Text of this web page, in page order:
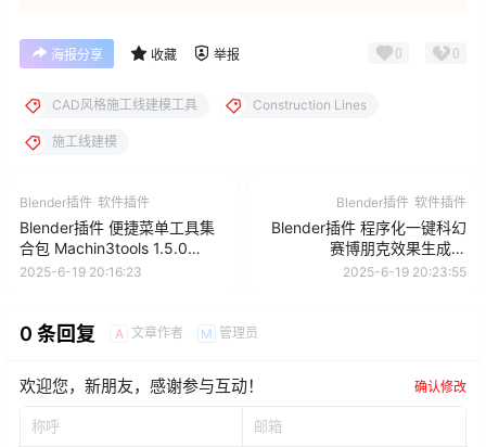
海报分享 收藏 举报 0 0
CAD风格施工线建模工具 Construction Lines
施工线建模
Blender插件 软件插件
Blender插件 便捷菜单工具集
合包 Machin3tools 1.5.0
DeusEx
2025-6-19 20:16:23
Blender插件 软件插件
Blender插件 程序化一键科幻
赛博朋克效果生成器
Procedural One Click Sci-Fi
2025-6-19 20:23:55
0 条回复 A 文章作者 M 管理员
欢迎您，新朋友，感谢参与互动！ 确认修改